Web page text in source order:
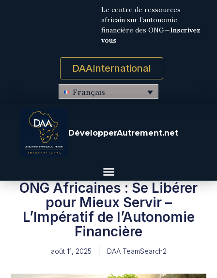
Le centre de ressources
africain sur l’autonomie
financière des ONG—Inscrivez
vous
DAAInternational
Français
DévelopperAutrement.net
ONG Africaines : Se Libérer
pour Mieux Servir –
L’Impératif de l’Autonomie
Financière
août 11, 2025 DAA TeamSearch2